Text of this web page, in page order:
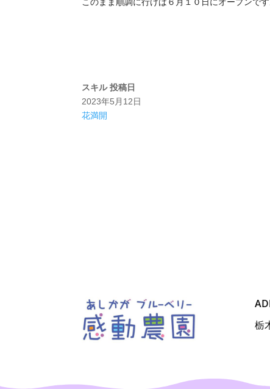
このまま順調に行けば６月１０日にオープンです
スキル 投稿日
2023年5月12日
花満開
栃